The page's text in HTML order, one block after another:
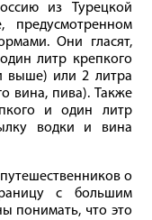
из Турецкой
предусмотренном
Они гласят,
литр крепкого
выше) или 2 литра
вина, пива). Также
и один литр
водки и вина
о
с большим
понимать, что это